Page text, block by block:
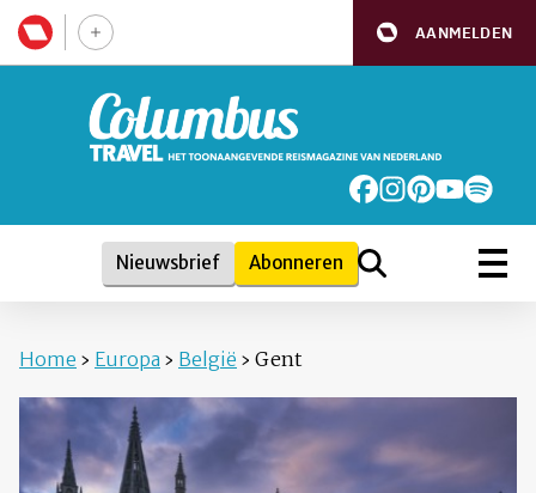
AANMELDEN
Nieuwsbrief Abonneren
Home › Europa › België › Gent